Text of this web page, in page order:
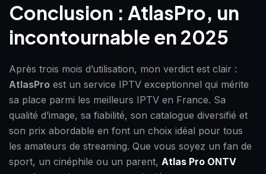
Conclusion : AtlasPro, un
incontournable en 2025
Après trois mois d’utilisation, mon verdict est clair :
AtlasPro est un service IPTV exceptionnel qui mérite
sa place parmi les meilleurs IPTV en France. Sa
qualité d’image, sa fiabilité, son catalogue diversifié et
son prix abordable en font un choix idéal pour tous
les amateurs de streaming. Que vous soyez un fan de
sport, un cinéphile ou un parent, Atlas Pro ONTV